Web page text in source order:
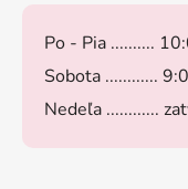
Po - Pia ..........
Sobota ............
Nedeľa ............